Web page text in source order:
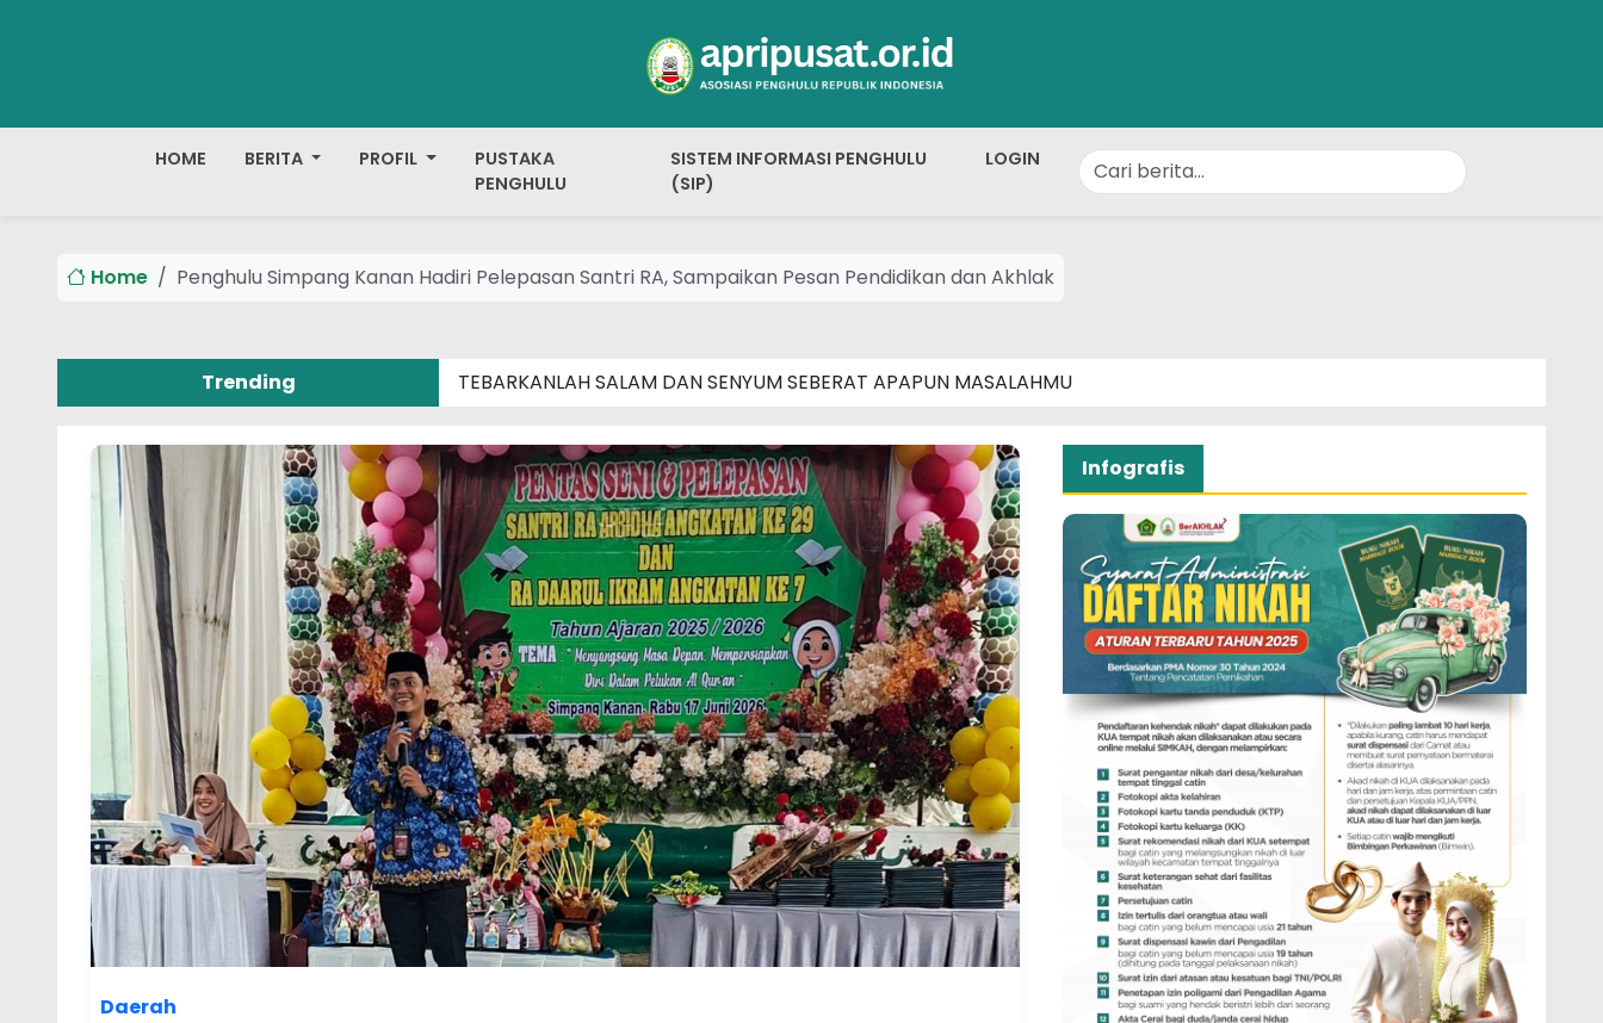
HOME BERITA PROFIL
PUSTAKA
PENGHULU
SISTEM INFORMASI PENGHULU
(SIP)
LOGIN
Home Penghulu Simpang Kanan Hadiri Pelepasan Santri RA, Sampaikan Pesan Pendidikan dan Akhlak
Trending TEBARKANLAH SALAM DAN SENYUM SEBERAT APAPUN MASALAHMU
Daerah
Infografis